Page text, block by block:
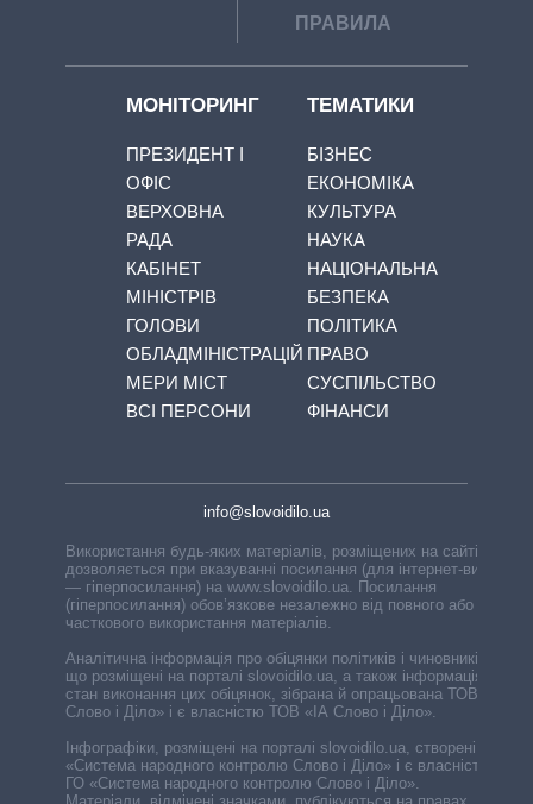
ПРАВИЛА
МОНІТОРИНГ
ПРЕЗИДЕНТ І
ОФІС
ВЕРХОВНА
РАДА
КАБІНЕТ
МІНІСТРІВ
ГОЛОВИ
ОБЛАДМІНІСТРАЦІЙ
МЕРИ МІСТ
ВСІ ПЕРСОНИ
ТЕМАТИКИ
БІЗНЕС
ЕКОНОМІКА
КУЛЬТУРА
НАУКА
НАЦІОНАЛЬНА
БЕЗПЕКА
ПОЛІТИКА
ПРАВО
СУСПІЛЬСТВО
ФІНАНСИ
info@slovoidilo.ua
Використання будь-яких матеріалів, розміщених на сайті,
дозволяється при вказуванні посилання (для інтернет-видань
— гіперпосилання) на www.slovoidilo.ua. Посилання
(гіперпосилання) обов’язкове незалежно від повного або
часткового використання матеріалів.
Аналітична інформація про обіцянки політиків і чиновників,
що розміщені на порталі slovoidilo.ua, а також інформація про
стан виконання цих обіцянок, зібрана й опрацьована ТОВ «ІА
Слово і Діло» і є власністю ТОВ «ІА Слово і Діло».
Інфографіки, розміщені на порталі slovoidilo.ua, створені ГО
«Система народного контролю Слово і Діло» і є власністю
ГО «Система народного контролю Слово і Діло».